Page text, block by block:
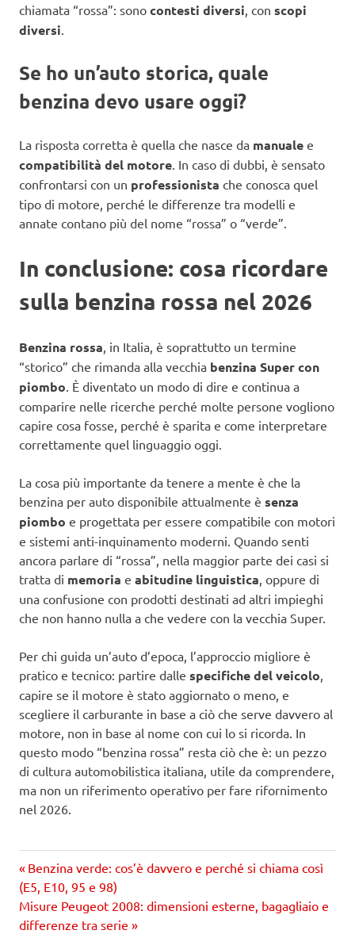
chiamata “rossa”: sono contesti diversi , con scopi
diversi
Se ho un’auto storica, quale
benzina devo usare oggi?
La risposta corretta è quella che nasce da manuale e
compatibilità del motore . In caso di dubbi, è sensato
confrontarsi con un professionista che conosca quel
tipo di motore, perché le differenze tra modelli e
annate contano più del nome “rossa” o “verde”.
In conclusione: cosa ricordare
sulla benzina rossa nel 2026
Benzina rossa , in Italia, è soprattutto un termine
“storico” che rimanda alla vecchia benzina Super con
piombo . È diventato un modo di dire e continua a
comparire nelle ricerche perché molte persone vogliono
capire cosa fosse, perché è sparita e come interpretare
correttamente quel linguaggio oggi.
La cosa più importante da tenere a mente è che la
benzina per auto disponibile attualmente è senza
piombo e progettata per essere compatibile con motori
e sistemi anti-inquinamento moderni. Quando senti
ancora parlare di “rossa”, nella maggior parte dei casi si
tratta di memoria e abitudine linguistica , oppure di
una confusione con prodotti destinati ad altri impieghi
che non hanno nulla a che vedere con la vecchia Super.
Per chi guida un’auto d’epoca, l’approccio migliore è
pratico e tecnico: partire dalle specifiche del veicolo
capire se il motore è stato aggiornato o meno, e
scegliere il carburante in base a ciò che serve davvero al
motore, non in base al nome con cui lo si ricorda. In
questo modo “benzina rossa” resta ciò che è: un pezzo
di cultura automobilistica italiana, utile da comprendere,
ma non un riferimento operativo per fare rifornimento
nel 2026.
Navigazione
articoli
Precedente
articolo:
Benzina verde: cos’è davvero e perché si chiama così
(E5, E10, 95 e 98)
Prossimo
articolo
Misure Peugeot 2008: dimensioni esterne, bagagliaio e
differenze tra serie